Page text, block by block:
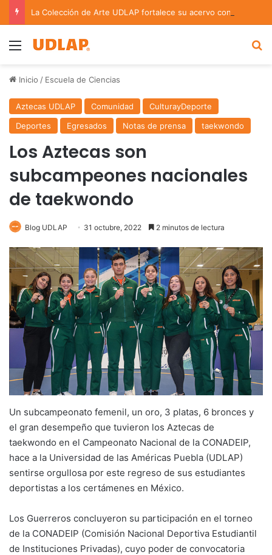
Menu
Inicio / Escuela de Ciencias
Aztecas UDLAP Comunidad
CulturayDeporte
Deportes
Egresados Notas de prensa taekwondo
Los Aztecas son
subcampeones nacionales
de taekwondo
Blog UDLAP 31 octubre, 2022 2 minutos de lectura
Un subcampeonato femenil, un oro, 3 platas, 6 bronces y
el gran desempeño que tuvieron los Aztecas de
taekwondo en el Campeonato Nacional de la CONADEIP,
hace a la Universidad de las Américas Puebla (UDLAP)
sentirse orgullosa por este regreso de sus estudiantes
deportistas a los certámenes en México.
Los Guerreros concluyeron su participación en el torneo
de la CONADEIP (Comisión Nacional Deportiva Estudiantil
de Instituciones Privadas), cuyo poder de convocatoria